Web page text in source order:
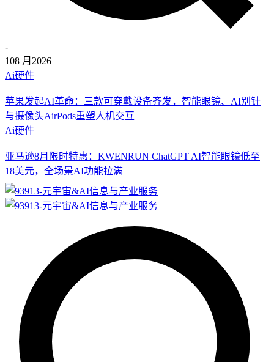
-
108 月 2026
Ai硬件
苹果发起AI革命：三款可穿戴设备齐发，智能眼镜、AI别针
与摄像头AirPods重塑人机交互
Ai硬件
亚马逊8月限时特惠：KWENRUN ChatGPT AI智能眼镜低至
18美元，全场景AI功能拉满